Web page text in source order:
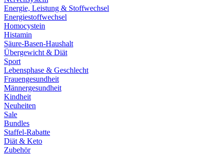
Energie, Leistung & Stoffwechsel
Energiestoffwechsel
Homocystein
Histamin
Säure-Basen-Haushalt
Übergewicht & Diät
Sport
Lebensphase & Geschlecht
Frauengesundheit
Männergesundheit
Kindheit
Neuheiten
Sale
Bundles
Staffel-Rabatte
Diät & Keto
Zubehör